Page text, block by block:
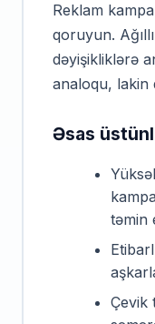
Reklam
qoruyun.
dəyişikliklərə
analoqu, lakin
Əsas
təmin
Çevik